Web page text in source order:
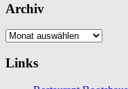
Archiv
Archiv
Links